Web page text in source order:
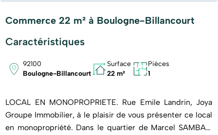
Commerce 22 m² à Boulogne-Billancourt
Caractéristiques
92100
Boulogne-Billancourt
Surface
22 m²
Pièces
1
LOCAL EN MONOPROPRIETE. Rue Emile Landrin, Joya
Groupe Immobilier, à le plaisir de vous présenter ce local
en monopropriété. Dans le quartier de Marcel SAMBAT,